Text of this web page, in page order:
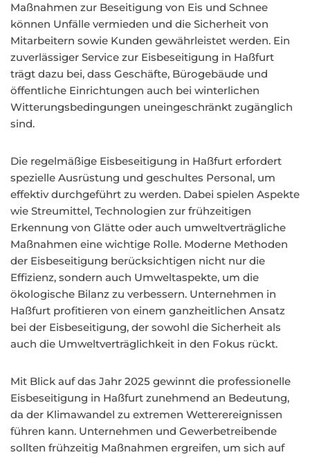
Maßnahmen zur Beseitigung von Eis und Schnee
können Unfälle vermieden und die Sicherheit von
Mitarbeitern sowie Kunden gewährleistet werden. Ein
zuverlässiger Service zur Eisbeseitigung in Haßfurt
trägt dazu bei, dass Geschäfte, Bürogebäude und
öffentliche Einrichtungen auch bei winterlichen
Witterungsbedingungen uneingeschränkt zugänglich
sind.
Die regelmäßige Eisbeseitigung in Haßfurt erfordert
spezielle Ausrüstung und geschultes Personal, um
effektiv durchgeführt zu werden. Dabei spielen Aspekte
wie Streumittel, Technologien zur frühzeitigen
Erkennung von Glätte oder auch umweltverträgliche
Maßnahmen eine wichtige Rolle. Moderne Methoden
der Eisbeseitigung berücksichtigen nicht nur die
Effizienz, sondern auch Umweltaspekte, um die
ökologische Bilanz zu verbessern. Unternehmen in
Haßfurt profitieren von einem ganzheitlichen Ansatz
bei der Eisbeseitigung, der sowohl die Sicherheit als
auch die Umweltverträglichkeit in den Fokus rückt.
Mit Blick auf das Jahr 2025 gewinnt die professionelle
Eisbeseitigung in Haßfurt zunehmend an Bedeutung,
da der Klimawandel zu extremen Wetterereignissen
führen kann. Unternehmen und Gewerbetreibende
sollten frühzeitig Maßnahmen ergreifen, um sich auf